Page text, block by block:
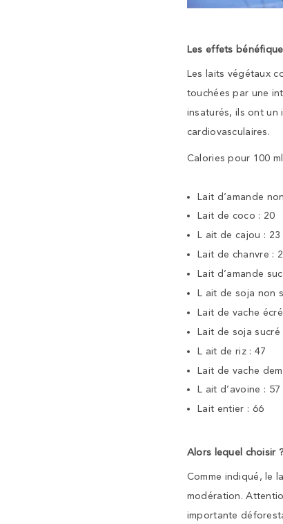
Les effets
Les laits végétaux
touchées par une
insaturés, ils ont
cardiovasculaires.
Calories pour 100
Lait d’amande
Lait de coco : 20
L ait de cajou : 23
Lait de chanvre :
Lait d’amande
L ait de soja non
Lait de vache
Lait de soja sucré
L ait de riz : 47
Lait de vache
L ait d’avoine : 57
Lait entier : 66
Alors lequel choisir
Comme indiqué, le
modération.
importante